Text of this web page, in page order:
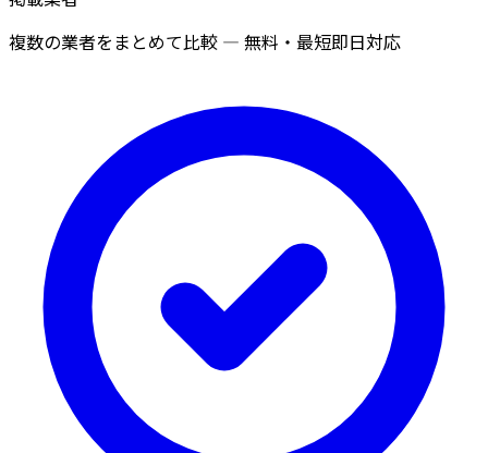
複数の業者をまとめて比較 — 無料・最短即日対応